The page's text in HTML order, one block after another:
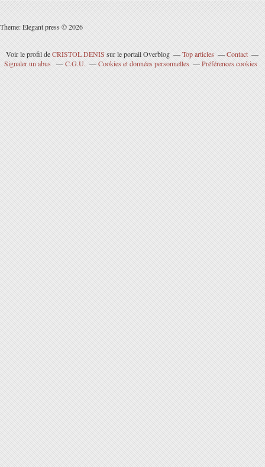
Theme: Elegant press © 2026
Voir le profil deCRISTOL DENIS sur le portail Overblog Top articles
Contact
Signaler un abus
C.G.U. Cookies et données personnelles Préférences cookies